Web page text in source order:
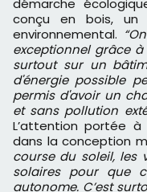
démarche
conçu en bois,
environnemental.
exceptionnel grâce
surtout sur un
d'énergie possible
permis d'avoir un
et sans pollution
L’attention portée à
dans la conception
course du soleil, les
solaires pour que
autonome. C’est